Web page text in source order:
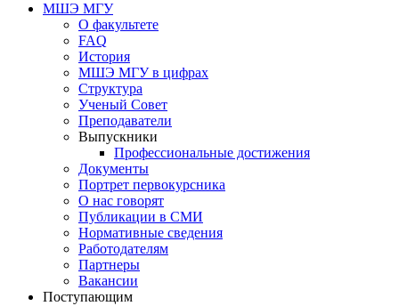
МШЭ МГУ
О факультете
FAQ
История
МШЭ МГУ в цифрах
Структура
Ученый Совет
Преподаватели
Выпускники
Профессиональные достижения
Документы
Портрет первокурсника
О нас говорят
Публикации в СМИ
Нормативные сведения
Работодателям
Партнеры
Вакансии
Поступающим